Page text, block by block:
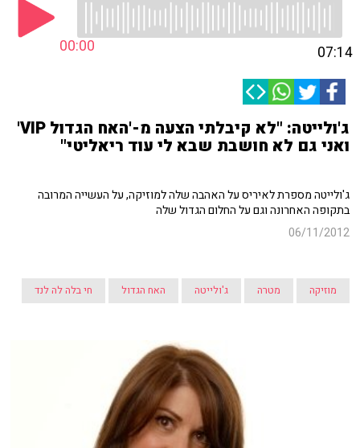
00:00 07:14
ג'ולייטה: "לא קיבלתי הצעה מ-'האח הגדול VIP'
ואני גם לא חושבת שבא לי עוד ריאליטי"
ג'ולייטה מספרת לאיריס על האהבה שלה למוזיקה, על העשייה המרובה
בתקופה האחרונה וגם על החלום הגדול שלה
06/11/2012
מוזיקה מטרה ג'ולייטה האח הגדול חי בלה לה לנד